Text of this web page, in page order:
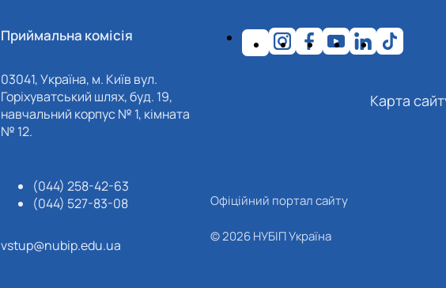
Приймальна комісія
03041, Україна, м. Київ вул.
Горіхуватський шлях, буд. 19,
навчальний корпус № 1, кімната
№ 12.
(044) 258-42-63
(044) 527-83-08
vstup@nubip.edu.ua
Карта
Офіційний портал сайту
© 2026 НУБІП Україна